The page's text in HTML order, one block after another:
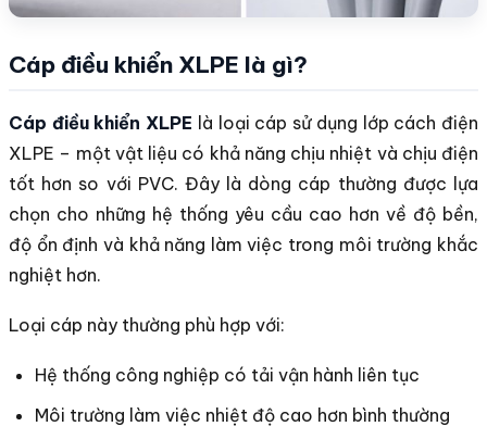
Cáp điều khiển XLPE là gì?
Cáp điều khiển XLPE là loại cáp sử dụng lớp cách điện
XLPE – một vật liệu có khả năng chịu nhiệt và chịu điện
tốt hơn so với PVC. Đây là dòng cáp thường được lựa
chọn cho những hệ thống yêu cầu cao hơn về độ bền,
độ ổn định và khả năng làm việc trong môi trường khắc
nghiệt hơn.
Loại cáp này thường phù hợp với:
Hệ thống công nghiệp có tải vận hành liên tục
Môi trường làm việc nhiệt độ cao hơn bình thường